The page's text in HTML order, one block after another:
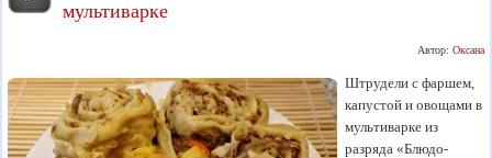
мультиварке
Автор: Оксана
Штрудели с фаршем,
капустой и овощами в
мультиварке из
разряда «Блюдо-